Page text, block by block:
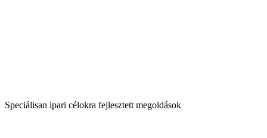
Speciálisan ipari célokra fejlesztett megoldások